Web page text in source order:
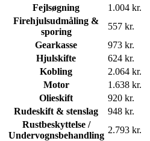
Fejlsøgning
1.004 kr.
Firehjulsudmåling &
sporing
557 kr.
Gearkasse
973 kr.
Hjulskifte
624 kr.
Kobling
2.064 kr.
Motor
1.638 kr.
Olieskift
920 kr.
Rudeskift & stenslag
948 kr.
Rustbeskyttelse /
Undervognsbehandling
2.793 kr.